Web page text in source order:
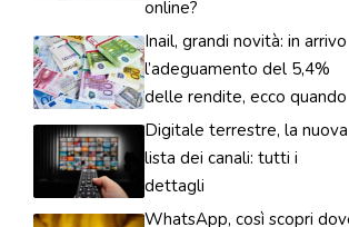
online?
Inail, grandi novità: in arrivo
l’adeguamento del 5,4%
delle rendite, ecco quando
Digitale terrestre, la nuova
lista dei canali: tutti i
dettagli
WhatsApp, così scopri